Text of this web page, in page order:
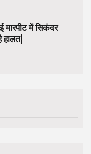
मारपीट में सिकंदर